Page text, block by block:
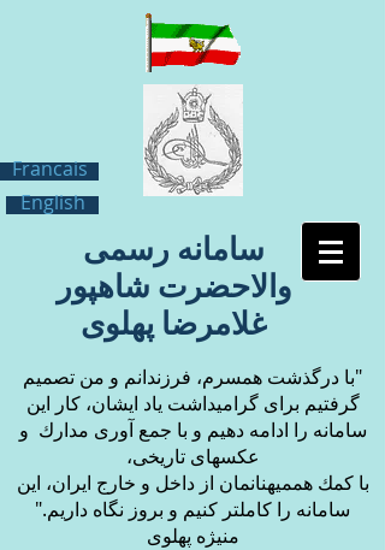
Francais
سامانه رسمی
والاحضرت شاهپور
غلامرضا پهلوی
English
"با درگذشت همسرم، فرزندانم و من تصميم
گرفتيم براى گراميداشت ياد ايشان، كار اين
سامانه را ادامه دهيم و با جمع آورى مدارك و
عكسهاى تاريخى،
با كمك همميهنانمان از داخل و خارج ايران، اين
سامانه را كاملتر كنيم و بروز نگاه داريم."
منيژه پهلوى